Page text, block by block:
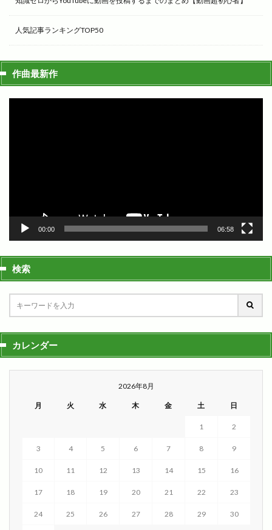
人気記事ランキングTOP50
作曲最新作
動
00:00 06:58
検索
カレンダー
2026年8月
月 火 水 木 金 土 日
1 2
3 4 5 6 7 8 9
10 11 12 13 14 15 16
17 18 19 20 21 22 23
24 25 26 27 28 29 30